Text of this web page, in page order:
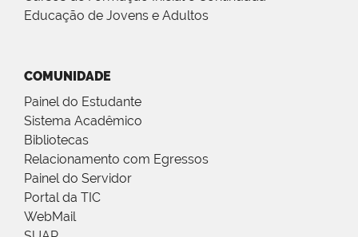
Educação de Jovens e Adultos
COMUNIDADE
Painel do Estudante
Sistema Acadêmico
Bibliotecas
Relacionamento com Egressos
Painel do Servidor
Portal da TIC
WebMail